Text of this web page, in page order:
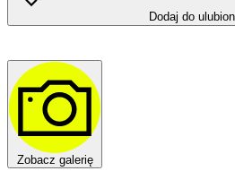
Dodaj do
Zobacz galerię